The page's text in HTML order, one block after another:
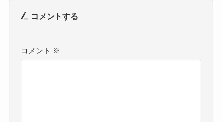
コメントする
コメント ※